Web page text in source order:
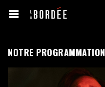
NOTRE PROGRAMMATION